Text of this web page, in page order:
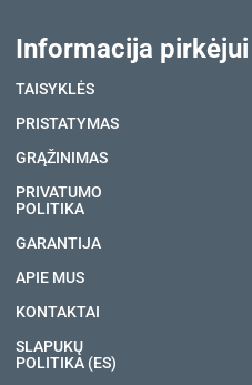
Informacija pirkėjui
TAISYKLĖS
PRISTATYMAS
GRĄŽINIMAS
PRIVATUMO
POLITIKA
GARANTIJA
APIE MUS
KONTAKTAI
SLAPUKŲ
POLITIKA (ES)